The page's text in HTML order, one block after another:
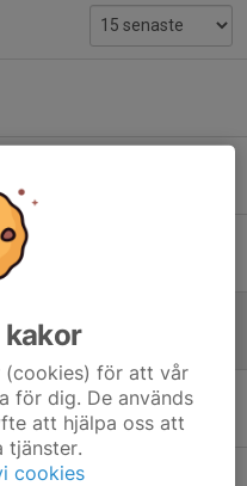
25 mars!
kakor
(cookies) för att vår
för dig. De används
att hjälpa oss att
tjänster.
cookies